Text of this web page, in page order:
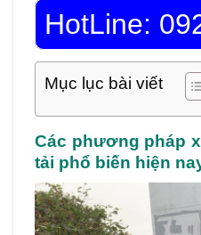
HotLine:
Mục lục bài viết
Các phương pháp
tải phổ biến hiện